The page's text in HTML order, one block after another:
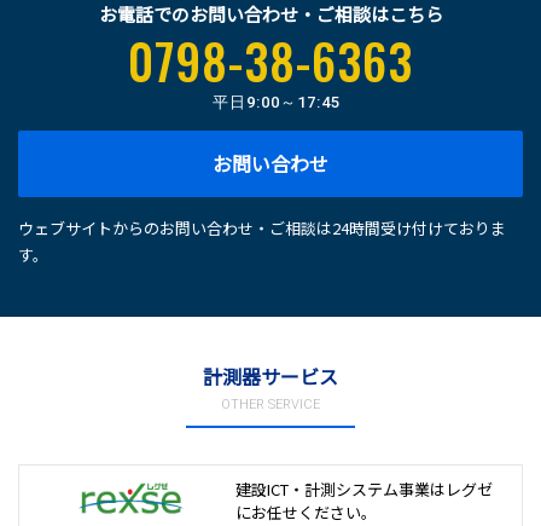
お電話でのお問い合わせ・ご相談はこちら
0798-38-6363
平日 9:00～17:45
お問い合わせ
ウェブサイトからのお問い合わせ・ご相談は24時間受け付けておりま
す。
計測器サービス
OTHER SERVICE
建設ICT・計測システム事業は レグゼ
にお任せください。